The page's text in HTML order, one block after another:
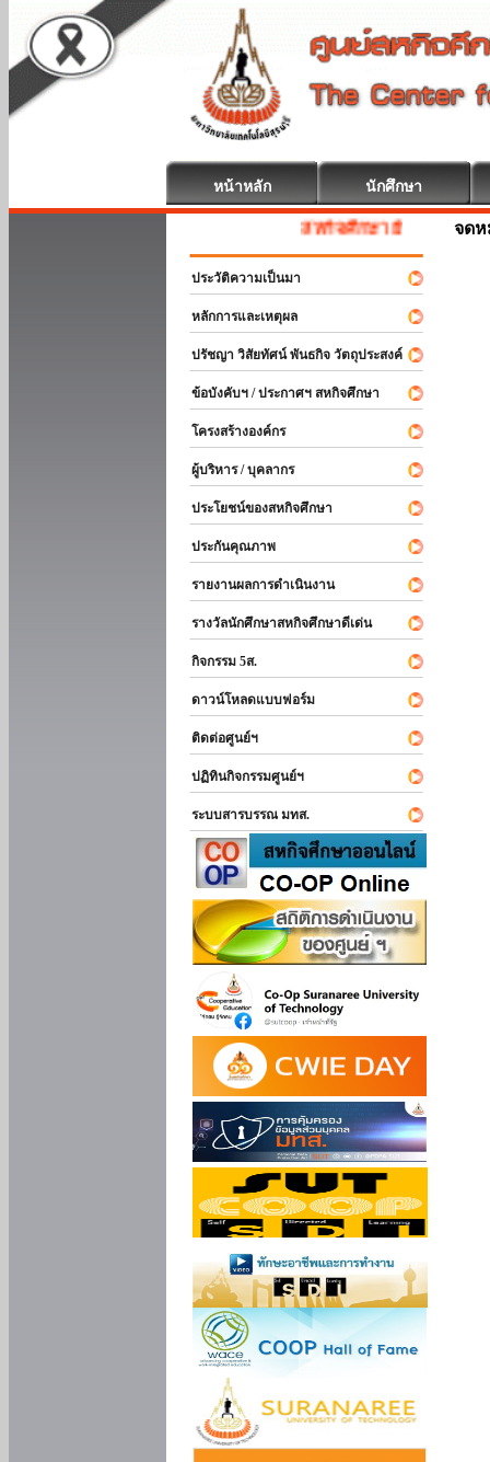
หน้าหลัก นักศึกษา
สหกิจศึกษา ยินดีต้อนรับ
ประวัติความเป็นมา
หลักการและเหตุผล
ปรัชญา วิสัยทัศน์ พันธกิจ วัตถุประสงค์
ข้อบังคับฯ / ประกาศฯ สหกิจศึกษา
โครงสร้างองค์กร
ผู้บริหาร / บุคลากร
ประโยชน์ของสหกิจศึกษา
ประกันคุณภาพ
รายงานผลการดำเนินงาน
รางวัลนักศึกษาสหกิจศึกษาดีเด่น
กิจกรรม 5ส.
ดาวน์โหลดแบบฟอร์ม
ติดต่อศูนย์ฯ
ปฏิทินกิจกรรมศูนย์ฯ
ระบบสารบรรณ มทส.
จดห